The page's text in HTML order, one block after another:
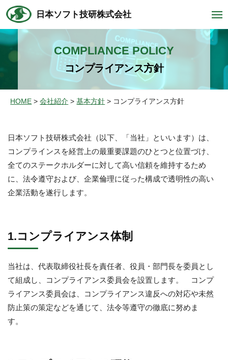
テ
ン
ス
日本ソフト技研株式会社
メ
ー
COMPLIANCE POLICY
コンプライアンス方針
HOME 会社紹介 基本方針 コンプライアンス方針
コ
ン
プ
ラ
ア
ン
ス
方
針
2026
日本ソフト技研株式会社（以下、「当社」といいます）は、
コンプラインスを経営上の最重要課題のひとつと位置づけ、
全てのステークホルダーに対して高い信頼を維持するため
に、法令遵守および、企業倫理に従った構成で透明性の高い
企業活動を遂行します。
1.コンプライアンス体制
当社は、代表取締役社長を責任者、役員・部門長を委員とし
て組成し、コンプライアンス委員会を設置します。 コンプ
ライアンス委員会は、コンプライアンス違反への対応や未然
防止策の策定などを通じて、法令等遵守の徹底に努めま
す。
ー